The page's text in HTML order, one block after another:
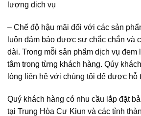
lượng dịch vụ
– Chế độ hậu mãi đối với các sản
luôn đảm bảo được sự chắc chắn và
dài. Trong mỗi sản phẩm dịch vụ
tâm trong từng khách hàng. Qúy
lòng liên hệ với chúng tôi để được hỗ
Quý khách hàng có nhu cầu lắp đặt
tại Trung Hòa Cư Kiun và các tỉnh